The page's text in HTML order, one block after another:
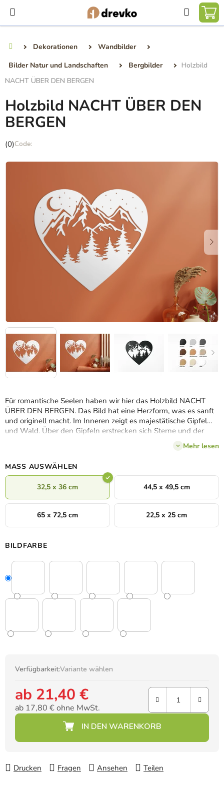
Inhalt
springen
Suchen
Dekorationen
Wandbilder
Bilder Natur und Landschaften
Bergbilder
Holzbild
NACHT ÜBER DEN BERGEN
Für romantische Seelen haben wir hier das Holzbild NACHT
ÜBER DEN BERGEN. Das Bild hat eine Herzform, was es sanft
und originell macht. Im Inneren zeigt es majestätische Gipfel
und Wald. Über den Gipfeln erstrecken sich Sterne und der
Sie können unter mehreren Farbtönen und Größen
Mehr lesen
MASS AUSWÄHLEN
32,5 x 36 cm 44,5 x 49,5 cm
65 x 72,5 cm 22,5 x 25 cm
BILDFARBE
Verfügbarkeit:Variante wählen
ab 21,40 €
ab 17,80 €ohne MwSt.
Drucken Fragen Ansehen Teilen
Holzbild NACHT ÜBER DEN
BERGEN
Die
Produktbewertung
(0)